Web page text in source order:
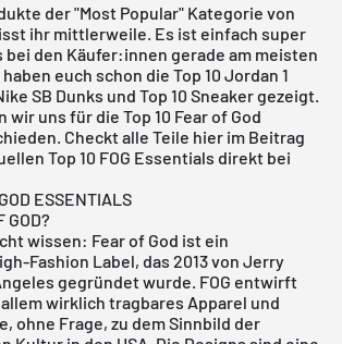
der "Most Popular" Kategorie von
ihr mittlerweile. Es ist einfach super
den Käufer:innen gerade am meisten
euch schon die Top 10 Jordan 1
SB Dunks und Top 10 Sneakergezeigt.
wir uns für die Top 10 Fear of God
Checkt alle Teile hier im Beitrag
Top 10 FOG Essentials direkt bei
ESSENTIALS
GOD?
wissen: Fear of God ist ein
Fashion Label, das 2013 von Jerry
gegründet wurde. FOG entwirft
wirklich tragbares Apparel und
ohne Frage, zu dem Sinnbild der